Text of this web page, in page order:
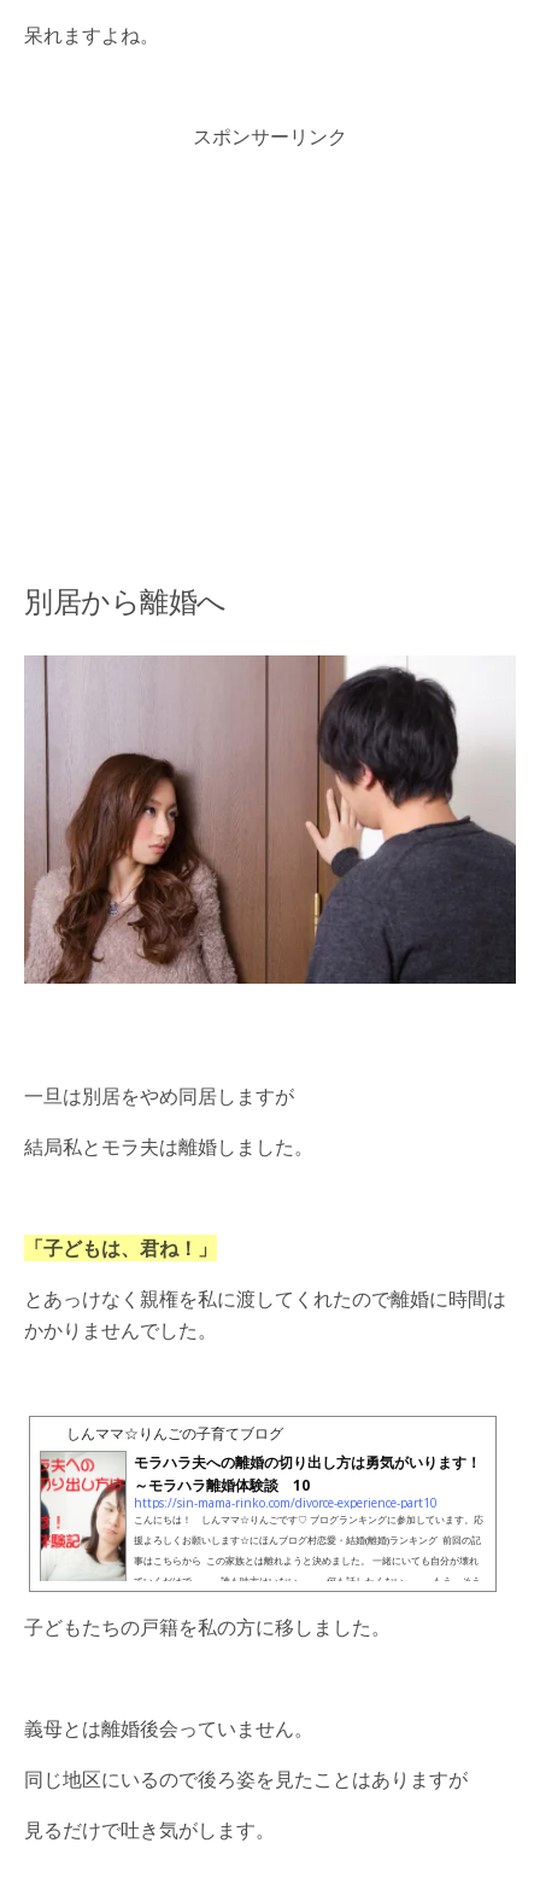
呆れますよね。
スポンサーリンク
別居から離婚へ
一旦は別居をやめ同居しますが
結局私とモラ夫は離婚しました。
「子どもは、君ね！」
とあっけなく親権を私に渡してくれたので離婚に時間は
かかりませんでした。
しんママ☆りんごの子育てブログ
モラハラ夫への離婚の切り出し方は勇気がいります！
～モラハラ離婚体験談 10
https://sin-mama-rinko.com/divorce-experience-part10
こんにちは！ しんママ☆りんごです♡ ブログランキングに参加しています。応
援よろしくお願いします☆にほんブログ村恋愛・結婚(離婚)ランキング 前回の記
事はこちらから この家族とは離れようと決めました。 一緒にいても自分が壊れ
ていくだけで。。。誰も味方はいない。。。何も話したくない。。。もう、そう
なく強くなりました。 だって、3人の子どもを守っていかないといけないか
ら。。。 &...
子どもたちの戸籍を私の方に移しました。
義母とは離婚後会っていません。
同じ地区にいるので後ろ姿を見たことはありますが
見るだけで吐き気がします。